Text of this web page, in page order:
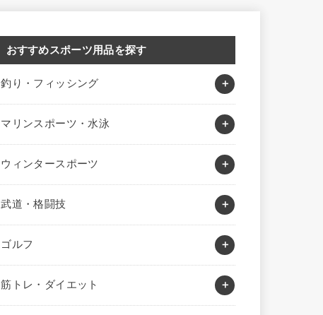
おすすめスポーツ用品を探す
釣り・フィッシング
マリンスポーツ・水泳
ウィンタースポーツ
武道・格闘技
ゴルフ
筋トレ・ダイエット